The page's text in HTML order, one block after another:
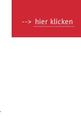
--> hier klicken